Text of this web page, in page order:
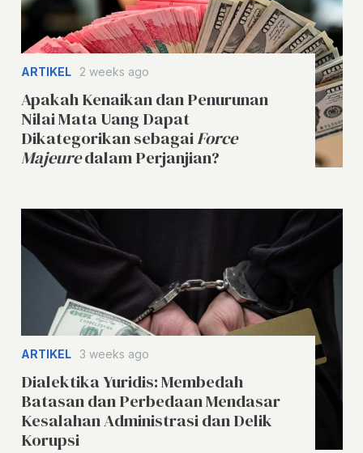
ARTIKEL 2 weeks ago
Apakah Kenaikan dan Penurunan
Nilai Mata Uang Dapat
Dikategorikan sebagaiForce
Majeuredalam Perjanjian?
ARTIKEL 3 weeks ago
Dialektika Yuridis: Membedah
Batasan dan Perbedaan Mendasar
Kesalahan Administrasi dan Delik
Korupsi